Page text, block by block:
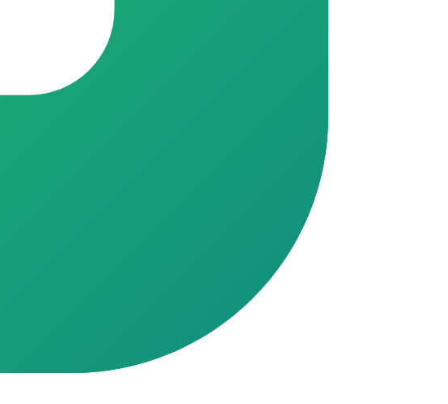
https://chat.whatsapp.com/GrXkGdcqm3eFH1kZ9fWeIB